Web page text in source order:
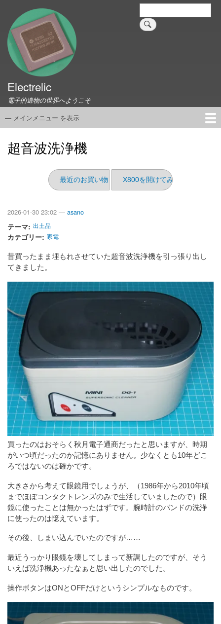
検
索
Electrelic
電子的遺物の世界へようこそ
メ
— メインメニュー を表示
ホーム
EMILY Board
Universal Monitor
コネクタ資料集
このサイトについて
リンク集
超音波洗浄機
最近のお買い物（2026/01）X800を開けてみた
2026-01-30 23:02 — asano
テーマ 出土品
カテゴリー 家電
昔買ったまま埋もれさせていた超音波洗浄機を引っ張り出し
てきました。
買ったのはおそらく秋月電子通商だったと思いますが、時期
がいつ頃だったのか記憶にありません。少なくとも10年どこ
ろではないのは確かです。
大きさから考えて眼鏡用でしょうが、（1986年から2010年頃
までほぼコンタクトレンズのみで生活していましたので）眼
鏡に使ったことは無かったはずです。腕時計のバンドの洗浄
に使ったのは憶えています。
その後、しまい込んでいたのですが……
最近うっかり眼鏡を壊してしまって新調したのですが、そう
いえば洗浄機あったなぁと思い出したのでした。
操作ボタンはONとOFFだけというシンプルなものです。